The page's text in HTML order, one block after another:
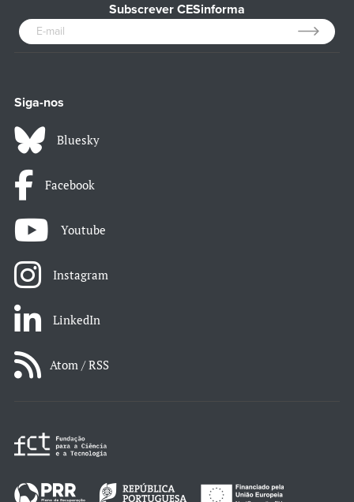
Subscrever CESinforma
Siga-nos
Bluesky
Facebook
Youtube
Instagram
LinkedIn
Atom / RSS